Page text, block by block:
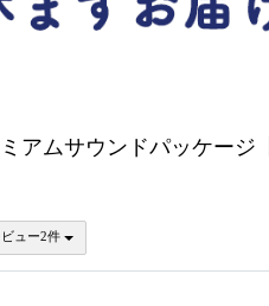
アムサウンドパッケージ
ビュー2件